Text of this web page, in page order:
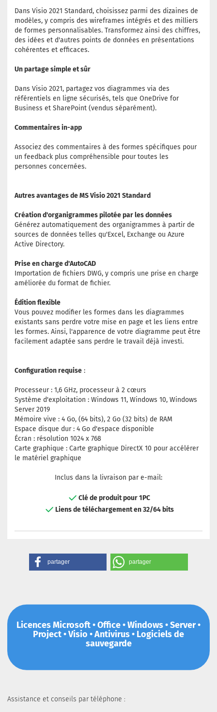
Dans Visio 2021 Standard, choisissez parmi des dizaines de
modèles, y compris des wireframes intégrés et des milliers
de formes personnalisables. Transformez ainsi des chiffres,
des idées et d'autres points de données en présentations
cohérentes et efficaces.
Un partage simple et sûr
Dans Visio 2021, partagez vos diagrammes via des
référentiels en ligne sécurisés, tels que OneDrive for
Business et SharePoint (vendus séparément).
Commentaires in-app
Associez des commentaires à des formes spécifiques pour
un feedback plus compréhensible pour toutes les
personnes concernées.
Autres avantages de MS Visio 2021 Standard
Création d'organigrammes pilotée par les données
Générez automatiquement des organigrammes à partir de
sources de données telles qu'Excel, Exchange ou Azure
Active Directory.
Prise en charge d'AutoCAD
Importation de fichiers DWG, y compris une prise en charge
améliorée du format de fichier.
Édition flexible
Vous pouvez modifier les formes dans les diagrammes
existants sans perdre votre mise en page et les liens entre
les formes. Ainsi, l'apparence de votre diagramme peut être
facilement adaptée sans perdre le travail déjà investi.
Configuration requise :
Processeur : 1,6 GHz, processeur à 2 cœurs
Système d'exploitation : Windows 11, Windows 10, Windows
Server 2019
Mémoire vive : 4 Go, (64 bits), 2 Go (32 bits) de RAM
Espace disque dur : 4 Go d'espace disponible
Écran : résolution 1024 x 768
Carte graphique : Carte graphique DirectX 10 pour accélérer
le matériel graphique
Inclus dans la livraison par e-mail:
Clé de produit pour 1PC
Liens de téléchargement en 32/64 bits
partager partager
Licences Microsoft • Office • Windows • Server •
Project • Visio • Antivirus • Logiciels de
sauvegarde
Assistance et conseils par téléphone :